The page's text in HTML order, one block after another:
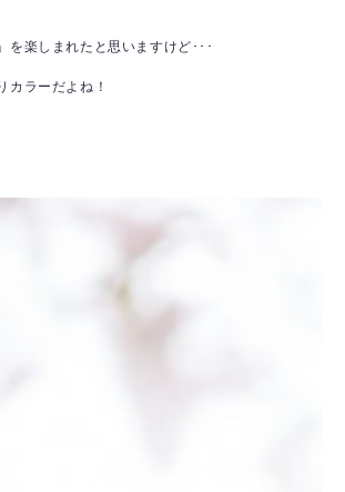
を楽しまれたと思いますけど･･･
カラーだよね！